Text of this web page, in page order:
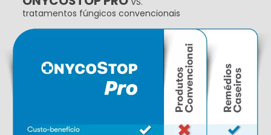
tratamentos fúngicos convencionais